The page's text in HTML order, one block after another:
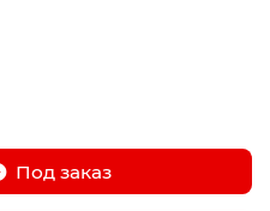
Под заказ